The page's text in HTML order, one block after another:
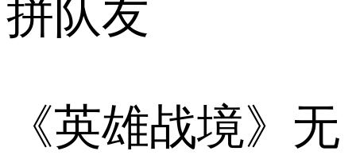
拼队友
《英雄战境》无